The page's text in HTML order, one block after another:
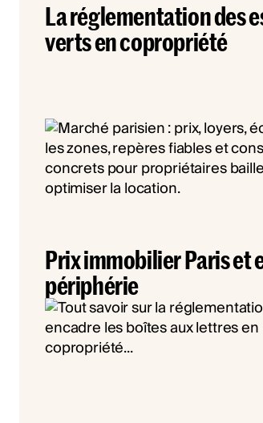
La réglementation des
verts en copropriété
Prix immobilier Paris et
périphérie